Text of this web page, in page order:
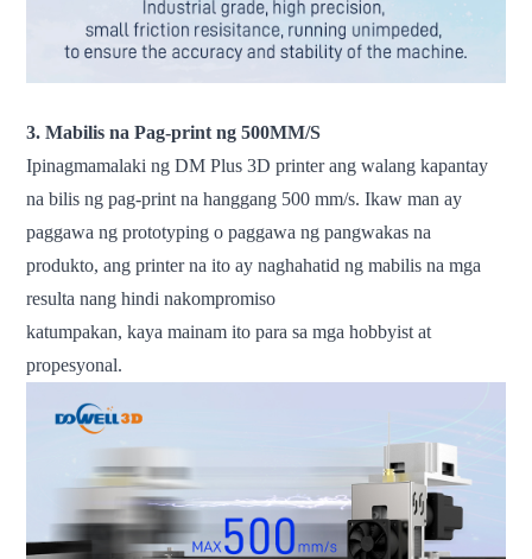
3. Mabilis na Pag-print ng 500MM/S
Ipinagmamalaki ng DM Plus 3D printer ang walang kapantay
na bilis ng pag-print na hanggang 500 mm/s. Ikaw man ay
paggawa ng prototyping o paggawa ng pangwakas na
produkto, ang printer na ito ay naghahatid ng mabilis na mga
resulta nang hindi nakompromiso
katumpakan, kaya mainam ito para sa mga hobbyist at
propesyonal.